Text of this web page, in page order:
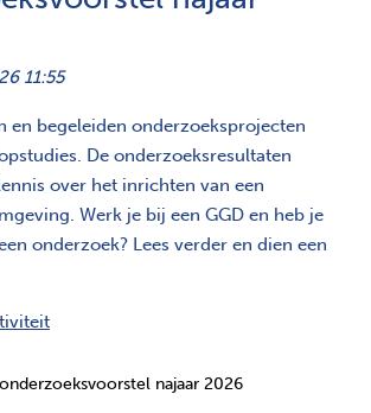
11:55
en begeleiden onderzoeksprojecten
De onderzoeksresultaten
over het inrichten van een
Werk je bij een GGD en heb je
onderzoek? Lees verder en dien een